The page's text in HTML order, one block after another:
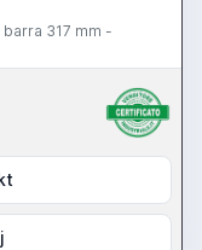
317 mm -